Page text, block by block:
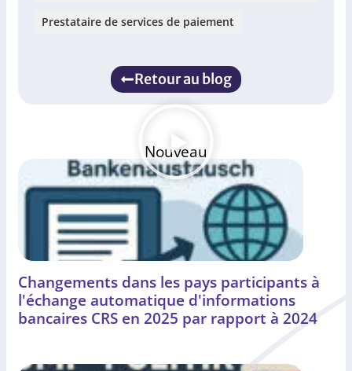
Prestataire de services de paiement
Retour au blog
Nouveau
Changements dans les pays participants à
l'échange automatique d'informations
bancaires CRS en 2025 par rapport à 2024